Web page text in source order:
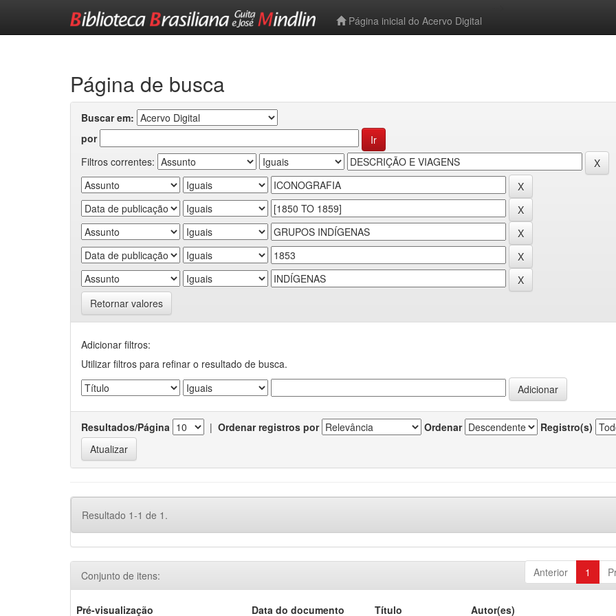
Página inicial do Acervo Digital
Página de busca
Buscar em:
por
Filtros correntes:
Retornar valores
Adicionar filtros:
Utilizar filtros para refinar o resultado de busca.
Resultados/Página | Ordenar registros por Ordenar Registro(s)
Resultado 1-1 de 1.
Anterior 1
Conjunto de itens:
Pré-visualização Data do documento Título Autor(es)